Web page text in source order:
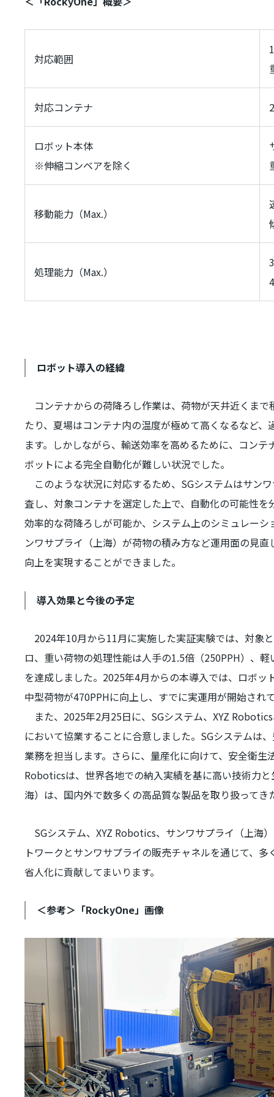
対応範囲
対応コンテナ
ロボット本体
※伸縮コンベアを除く
移動能力（Max.）
処理能力（Max.）
ロボット導入の経緯
コンテナからの荷降ろし作業は、荷物が天井近くま
たり、夏場はコンテナ内の温度が極めて高くなるなど
ます。しかしながら、輸送効率を高めるために、コン
ボットによる完全自動化が難しい状況でした。
このような状況に対応するため、 SGシステムはサン
査し、対象コンテナを選定した上で、自動化の可能性
効率的な荷降ろしが可能か、システム上のシミュレー
ンワサプライ（上海）が荷物の積み方など運用面の見
向上を実現することができました。
導入効果と今後の予定
2024年10月から11月に実施した実証実験では、対象
ロ、重い荷物の処理性能は人手の1.5倍（250PPH）、軽
を達成しました。 2025年4月からの本導入では、ロボッ
中型荷物が470PPHに向上し、すでに実運用が開始され
また、 2025年2月25日に、 SGシステム、 XYZ Robotics
において協業することに合意しました。 SGシステムは
業務を担当します。さらに、量産化に向けて、安全衛
Roboticsは、世界各地での納入実績を基に高い技術力
海）は、国内外で数多くの高品質な製品を取り扱って
SGシステム、 XYZ Robotics、サンワサプライ（上海
トワークとサンワサプライの販売チャネルを通じて、
省人化に貢献してまいります。
＜参考＞「RockyOne」画像